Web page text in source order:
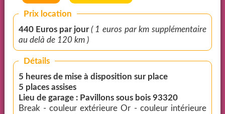
Prix location
440 Euros par jour( 1 euros par km supplémentaire
au delà de 120 km )
Détails
5 heures de mise à disposition sur place
5 places assises
Lieu de garage : Pavillons sous bois 93320
Break - couleur extérieure Or - couleur intérieure